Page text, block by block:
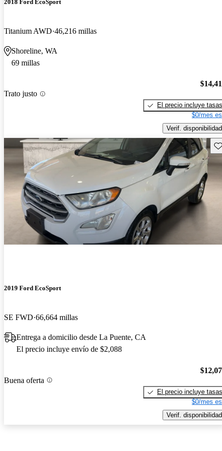
2018 Ford EcoSport
Titanium AWD 46,216 millas
Shoreline, WA
69 millas
Trato justo
El precio incluye tasas
$0/mes
Verif. disponibilidad
2019 Ford EcoSport
SE FWD 66,664 millas
Entrega a domicilio desde La Puente, CA
El precio incluye envío de $2,088
Buena oferta
El precio incluye tasas
$0/mes
Verif. disponibilidad